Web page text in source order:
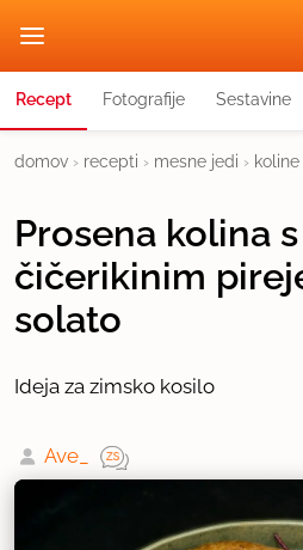
Recept Fotografije Sestavine
domov › recepti › mesne jedi › koline
Prosena kolina s
čičerikinim
solato
Ideja za zimsko kosilo
Ave_